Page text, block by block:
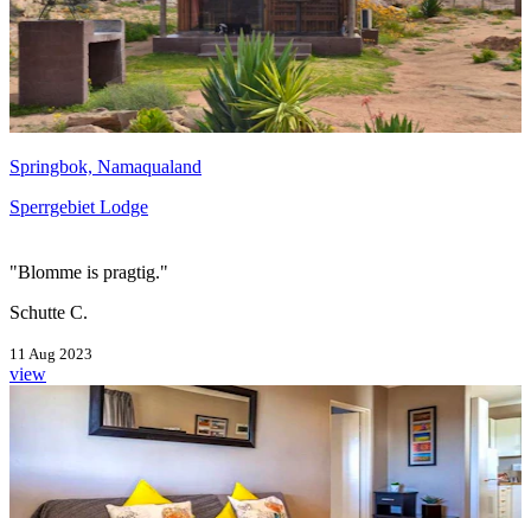
Springbok, Namaqualand
Sperrgebiet Lodge
"Blomme is pragtig."
Schutte C.
11 Aug 2023
view